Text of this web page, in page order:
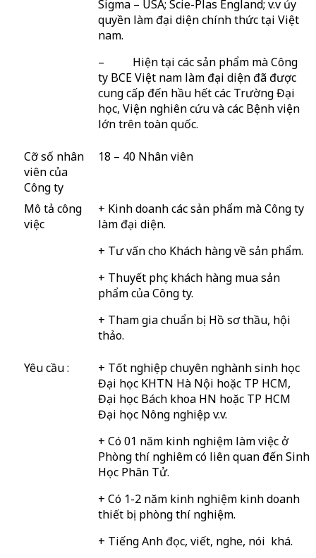
Sigma – USA; Scie-Plas England; v.v ủy
quyền làm đại diện chính thức tại Việt
nam.
– Hiện tại các sản phẩm mà Công
ty BCE Việt nam làm đại diện đã được
cung cấp đến hầu hết các Trường Đại
học, Viện nghiên cứu và các Bệnh viện
lớn trên toàn quốc.
Cỡ số nhân
viên của
Công ty
18 – 40 Nhân viên
Mô tả công
việc
+ Kinh doanh các sản phẩm mà Công ty
làm đại diện.
+ Tư vấn cho Khách hàng về sản phẩm.
+ Thuyết phục khách hàng mua sản
phẩm của Công ty.
+ Tham gia chuẩn bị Hồ sơ thầu, hội
thảo.
Yêu cầu :
+ Tốt nghiệp chuyên nghành sinh học
Đại học KHTN Hà Nội hoặc TP HCM,
Đại học Bách khoa HN hoặc TP HCM
Đại học Nông nghiệp v.v.
+ Có 01 năm kinh nghiệm làm việc ở
Phòng thí nghiêm có liên quan đến Sinh
Học Phân Tử.
+ Có 1-2 năm kinh nghiệm kinh doanh
thiết bị phòng thí nghiệm.
+ Tiếng Anh đọc, viết, nghe, nói khá.